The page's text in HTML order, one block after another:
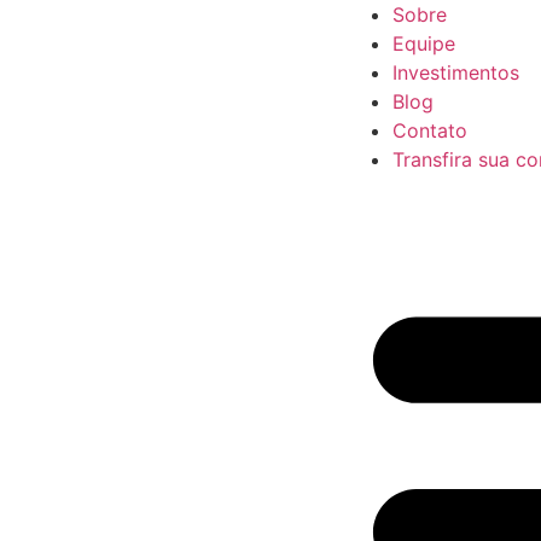
Sobre
Equipe
Investimentos
Blog
Contato
Transfira sua